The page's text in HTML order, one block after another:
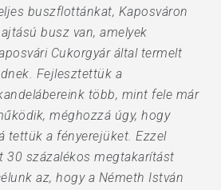
buszflottánkat, Kaposváron
busz van, amelyek
Cukorgyár által termelt
Fejlesztettük a
több, mint fele már
méghozzá úgy, hogy
tettük a fényerejüket. Ezzel
30 százalékos megtakarítást
az, hogy a Németh István